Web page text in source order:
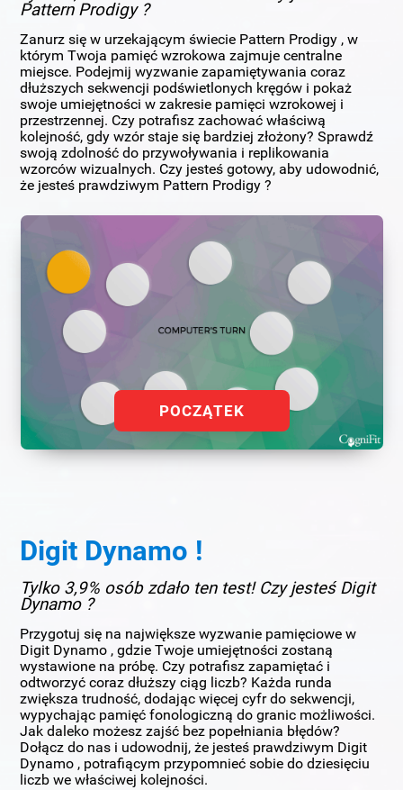
Pattern Prodigy ?
Zanurz się w urzekającym świecie Pattern Prodigy , w
którym Twoja pamięć wzrokowa zajmuje centralne
miejsce. Podejmij wyzwanie zapamiętywania coraz
dłuższych sekwencji podświetlonych kręgów i pokaż
swoje umiejętności w zakresie pamięci wzrokowej i
przestrzennej. Czy potrafisz zachować właściwą
kolejność, gdy wzór staje się bardziej złożony? Sprawdź
swoją zdolność do przywoływania i replikowania
wzorców wizualnych. Czy jesteś gotowy, aby udowodnić,
że jesteś prawdziwym Pattern Prodigy ?
POCZĄTEK
Digit Dynamo !
Tylko 3,9% osób zdało ten test! Czy jesteś Digit
Dynamo ?
Przygotuj się na największe wyzwanie pamięciowe w
Digit Dynamo , gdzie Twoje umiejętności zostaną
wystawione na próbę. Czy potrafisz zapamiętać i
odtworzyć coraz dłuższy ciąg liczb? Każda runda
zwiększa trudność, dodając więcej cyfr do sekwencji,
wypychając pamięć fonologiczną do granic możliwości.
Jak daleko możesz zajść bez popełniania błędów?
Dołącz do nas i udowodnij, że jesteś prawdziwym Digit
Dynamo , potrafiącym przypomnieć sobie do dziesięciu
liczb we właściwej kolejności.